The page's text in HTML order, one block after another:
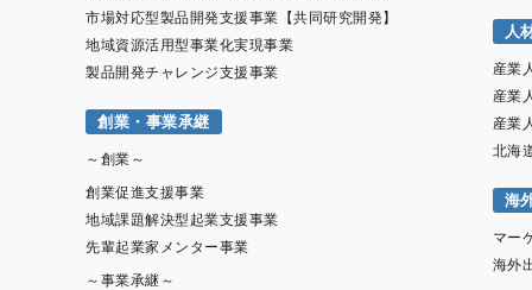
市場対応型製品開発支援事業【共同研究開発】
地域資源活用型事業化実現事業
製品開発チャレンジ支援事業
創業・事業承継
～創業～
創業促進支援事業
地域課題解決型起業支援事業
先輩起業家メンター事業
～事業承継～
人
産業
産業
産業
北海
海
マー
海外